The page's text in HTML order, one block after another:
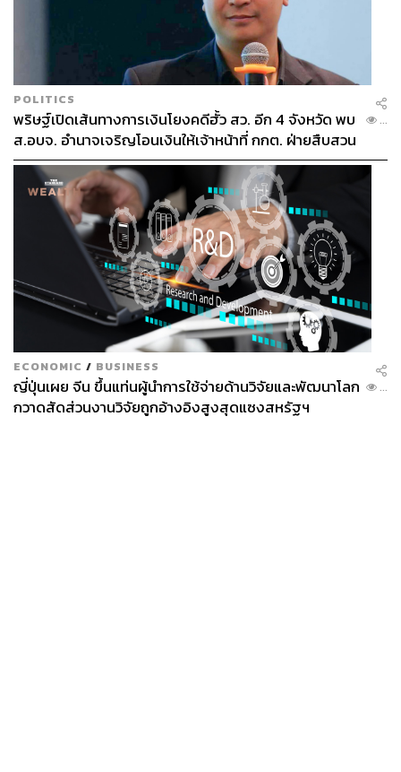
POLITICS
พริษฐ์เปิดเส้นทางการเงินโยงคดีฮั้ว สว. อีก 4 จังหวัด พบ
ส.อบจ. อำนาจเจริญโอนเงินให้เจ้าหน้าที่ กกต. ฝ่ายสืบสวน
...
ECONOMIC / BUSINESS
ญี่ปุ่นเผย จีน ขึ้นแท่นผู้นำการใช้จ่ายด้านวิจัยและพัฒนาโลก
กวาดสัดส่วนงานวิจัยถูกอ้างอิงสูงสุดแซงสหรัฐฯ
...